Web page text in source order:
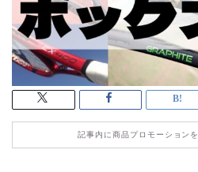
記事内に商品プロモーション